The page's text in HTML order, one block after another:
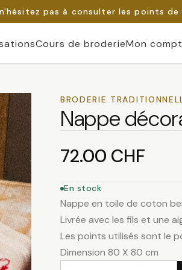
pas à consulter les points de
Cours de broderieMon
BRODERIE
Nappe
72.00 CHF
En stock
Nappe en toile de coton
Livrée avec les fils et une
Les points utilisés sont le
Dimension 80 X 80 cm